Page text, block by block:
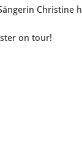
Christine
on tour!